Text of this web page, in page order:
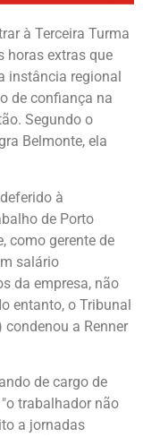
à Terceira Turma
horas extras que
instância regional
de confiança na
Segundo o
Belmonte, ela
à
de Porto
como gerente de
salário
da empresa, não
entanto, o Tribunal
condenou a Renner
de cargo de
trabalhador não
a jornadas